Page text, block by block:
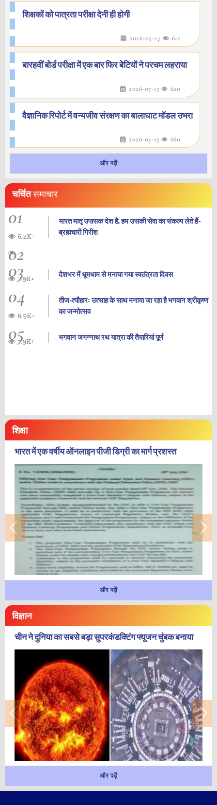
शिक्षकों को पात्रता परीक्षा देनी ही होगी
2026-05-14 612
बारहवीं बोर्ड परीक्षा में एक बार फिर बेटियों ने परचम लहराया
2026-05-13 620
वैज्ञानिक रिपोर्ट में वन्यजीव संरक्षण का बालाघाट मॉडल उभरा
2026-05-13 660
और पढ़ें
चर्चितसमाचार
01
भारत मातृ उपासक देश है, हम उसकी सेवा का संकल्प लेते हैं-
ब्रह्मचारी गिरीश
6.2K+
02
03 देशभर में धूमधाम से मनाया गया स्वतंत्रता दिवस
7.9K+
04
तीज-त्यौहारः उत्साह के साथ मनाया जा रहा है भगवान श्रीकृष्ण
का जन्‍मोत्‍सव
6.9K+
05 भगवान जगन्नाथ रथ यात्रा की तैयारियां पूर्ण
7.9K+
शिक्षा
भारत में एक वर्षीय ऑनलाइन पीजी डिग्री का मार्ग प्रशस्त
और पढ़ें
विज्ञान
चीन ने दुनिया का सबसे बड़ा सुपरकंडक्टिंग फ्यूजन चुंबक बनाया
और पढ़ें